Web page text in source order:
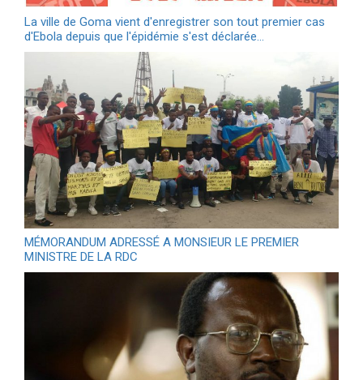
La ville de Goma vient d'enregistrer son tout premier cas
d'Ebola depuis que l'épidémie s'est déclarée…
MÉMORANDUM ADRESSÉ A MONSIEUR LE PREMIER
MINISTRE DE LA RDC